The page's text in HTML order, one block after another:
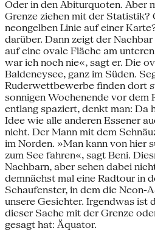
Oder in den Abiturquoten. Aber
Grenze ziehen mit der Statistik?
neongelben Linie auf einer
darüber. Dann zeigt der
auf eine ovale Fläche am
war ich noch nie«, sagt er. Die
Baldeneysee, ganz im Süden.
Ruderwettbewerbe finden dort
sonnigen Wochenende vor dem
entlang spaziert, denkt man: Da
Idee wie alle anderen Essener
nicht. Der Mann mit dem
im Norden. »Man kann von hier
zum See fahren«, sagt Beni.
Nachbarn, aber sehen dabei
demnächst mal eine Radtour in
Schaufenster, in dem die Neon-
unsere Gesichter. Irgendwas ist
dieser Sache mit der Grenze
gesagt hat: Äquator.